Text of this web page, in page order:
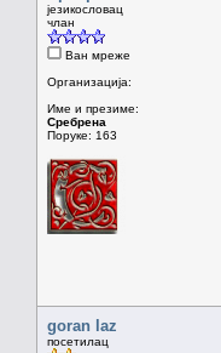
језикословац
члан
Ван мреже
Организација:
Име и презиме:
Сребрена
Поруке: 163
goran laz
посетилац